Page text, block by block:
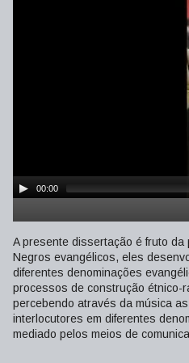
00:00
A presente dissertação é fruto da
Negros evangélicos, eles
diferentes denominações
processos de construção étnico-
percebendo através da música
interlocutores em diferentes
mediado pelos meios de